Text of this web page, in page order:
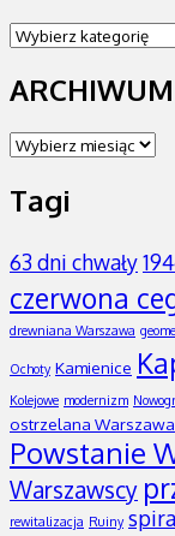
Kategorie
ARCHIWUM
ARCHIWUM
Tagi
63 dni chwały
czerwona
drewniana Warszawa
Ochoty Kamienice
Kolejowe modernizm
ostrzelana Warszawa
Powstanie
Warszawscy
rewitalizacja Ruiny